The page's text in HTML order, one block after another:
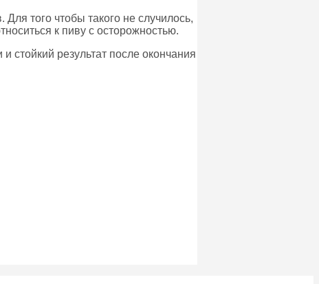
того чтобы такого не случилось,
к пиву с осторожностью.
стойкий результат после окончания